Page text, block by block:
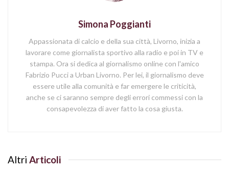
Simona Poggianti
Appassionata di calcio e della sua città, Livorno, inizia a
lavorare come giornalista sportivo alla radio e poi in TV e
stampa. Ora si dedica al giornalismo online con l'amico
Fabrizio Pucci a Urban Livorno. Per lei, il giornalismo deve
essere utile alla comunità e far emergere le criticità,
anche se ci saranno sempre degli errori commessi con la
consapevolezza di aver fatto la cosa giusta.
Altri Articoli